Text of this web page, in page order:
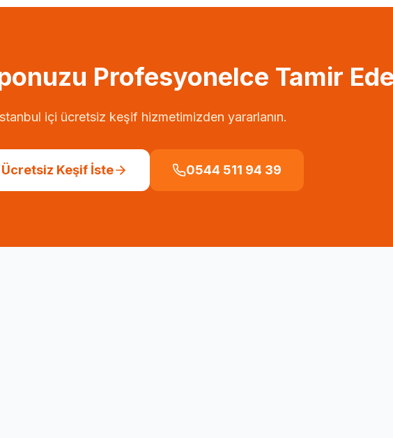
Profesyonelce Tamir
içi ücretsiz keşif hizmetimizden yararlanın.
Ücretsiz Keşif İste 0544 511 94 39